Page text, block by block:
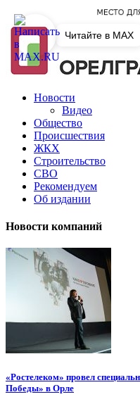
Новости
Видео
Общество
Происшествия
ЖКХ
Строительство
СВО
Рекомендуем
Об издании
Новости компаний
«Ростелеком» провел
Победы» в Орле
Читайте в MAX